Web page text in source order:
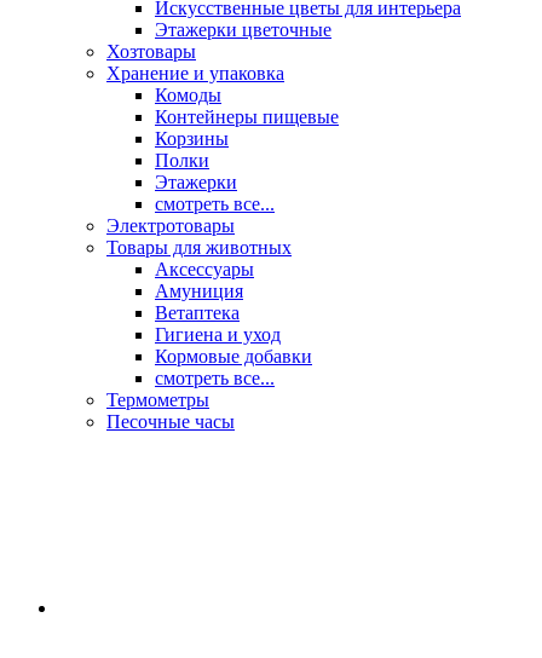
Искусственные цветы для интерьера
Этажерки цветочные
Хозтовары
Хранение и упаковка
Комоды
Контейнеры пищевые
Корзины
Полки
Этажерки
смотреть все...
Электротовары
Товары для животных
Аксессуары
Амуниция
Ветаптека
Гигиена и уход
Кормовые добавки
смотреть все...
Термометры
Песочные часы